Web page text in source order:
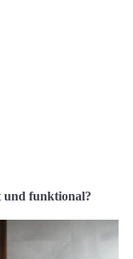
und funktional?